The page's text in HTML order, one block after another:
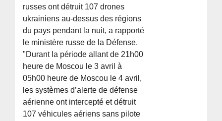
russes ont détruit 107 drones
ukrainiens au-dessus des régions
du pays pendant la nuit, a rapporté
le ministère russe de la Défense.
"Durant la période allant de 21h00
heure de Moscou le 3 avril à
05h00 heure de Moscou le 4 avril,
les systèmes d’alerte de défense
aérienne ont intercepté et détruit
107 véhicules aériens sans pilote